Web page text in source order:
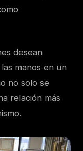
desean
manos en un
no solo se
relación más